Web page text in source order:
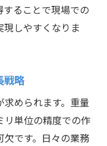
ることで現場での
しやすくなりま
戦略
められます。重量
リ単位の精度での作
です。日々の業務